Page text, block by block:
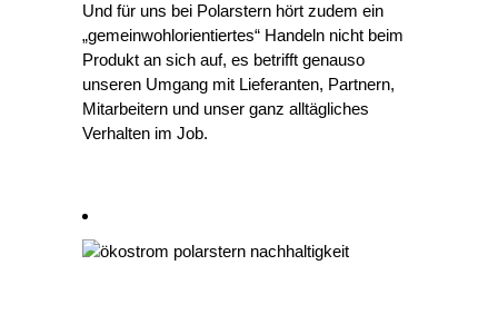
Und für uns bei Polarstern hört zudem ein
„gemeinwohlorientiertes“ Handeln nicht beim
Produkt an sich auf, es betrifft genauso
unseren Umgang mit Lieferanten, Partnern,
Mitarbeitern und unser ganz alltägliches
Verhalten im Job.